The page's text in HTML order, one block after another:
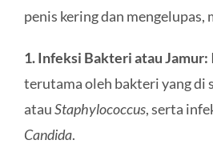
penis kering dan mengelupas,
1. Infeksi Bakteri atau Jamur:
terutama oleh bakteri yang di
atauStaphylococcus, serta
Candida.